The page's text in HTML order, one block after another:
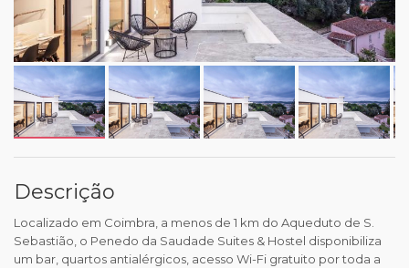
Descrição
Localizado em Coimbra, a menos de 1 km do Aqueduto de S.
Sebastião, o Penedo da Saudade Suites & Hostel disponibiliza
um bar, quartos antialérgicos, acesso Wi-Fi gratuito por toda a